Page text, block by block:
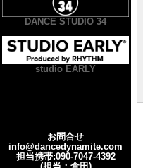
DANCE STUDIO 34
studio EARLY
お問合せ
info@dancedynamite.com
担当携帯:090-7047-4392